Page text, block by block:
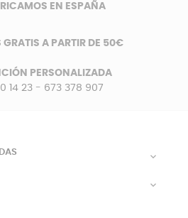
EN ESPAÑA
GRATIS A PARTIR DE 50€
PERSONALIZADA
14 23- 673 378 907

